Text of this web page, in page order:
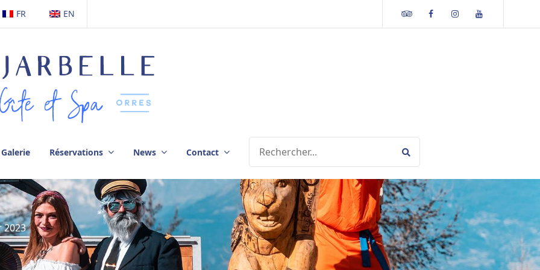
FR EN Tripadvisor
FacebookInstagram
Galerie Réservations News Contact
2023